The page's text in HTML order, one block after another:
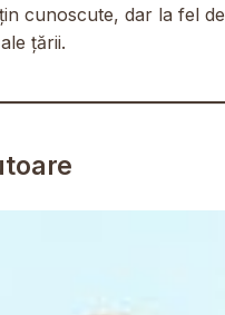
cunoscute, dar la fel de
țării.